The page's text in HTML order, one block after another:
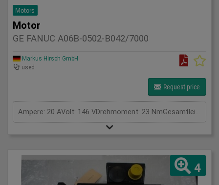
Motors
Motor
GE FANUC A06B-0502-B042/7000
Markus Hirsch GmbH
used
Request price
Ampere: 20 AVolt: 146 VDrehmoment: 23 NmGesamtleistungsbedarf: kWMaschinengewicht ca.: tRaumbedarf ca.: m
4